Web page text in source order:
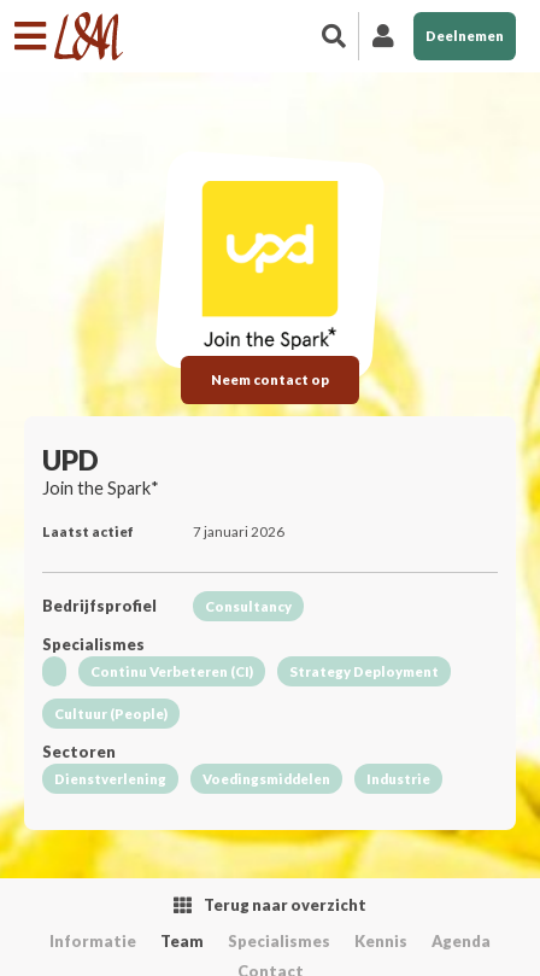
Deelnemen
Neem contact op
UPD
Join the Spark*
Laatst actief 7 januari 2026
Bedrijfsprofiel Consultancy
Specialismes
Continu Verbeteren (CI) Strategy Deployment
Cultuur (People)
Sectoren
Dienstverlening Voedingsmiddelen Industrie
Terug naar overzicht
Informatie
Team Specialismes Kennis
Agenda
Contact